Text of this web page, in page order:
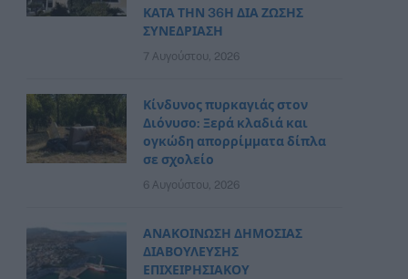
ΚΑΤΑ ΤΗΝ 36Η ΔΙΑ ΖΩΣΗΣ
ΣΥΝΕΔΡΙΑΣΗ
7 Αυγούστου, 2026
Κίνδυνος πυρκαγιάς στον
Διόνυσο: Ξερά κλαδιά και
ογκώδη απορρίμματα δίπλα
σε σχολείο
6 Αυγούστου, 2026
ΑΝΑΚΟΙΝΩΣΗ ΔΗΜΟΣΙΑΣ
ΔΙΑΒΟΥΛΕΥΣΗΣ
ΕΠΙΧΕΙΡΗΣΙΑΚΟΥ